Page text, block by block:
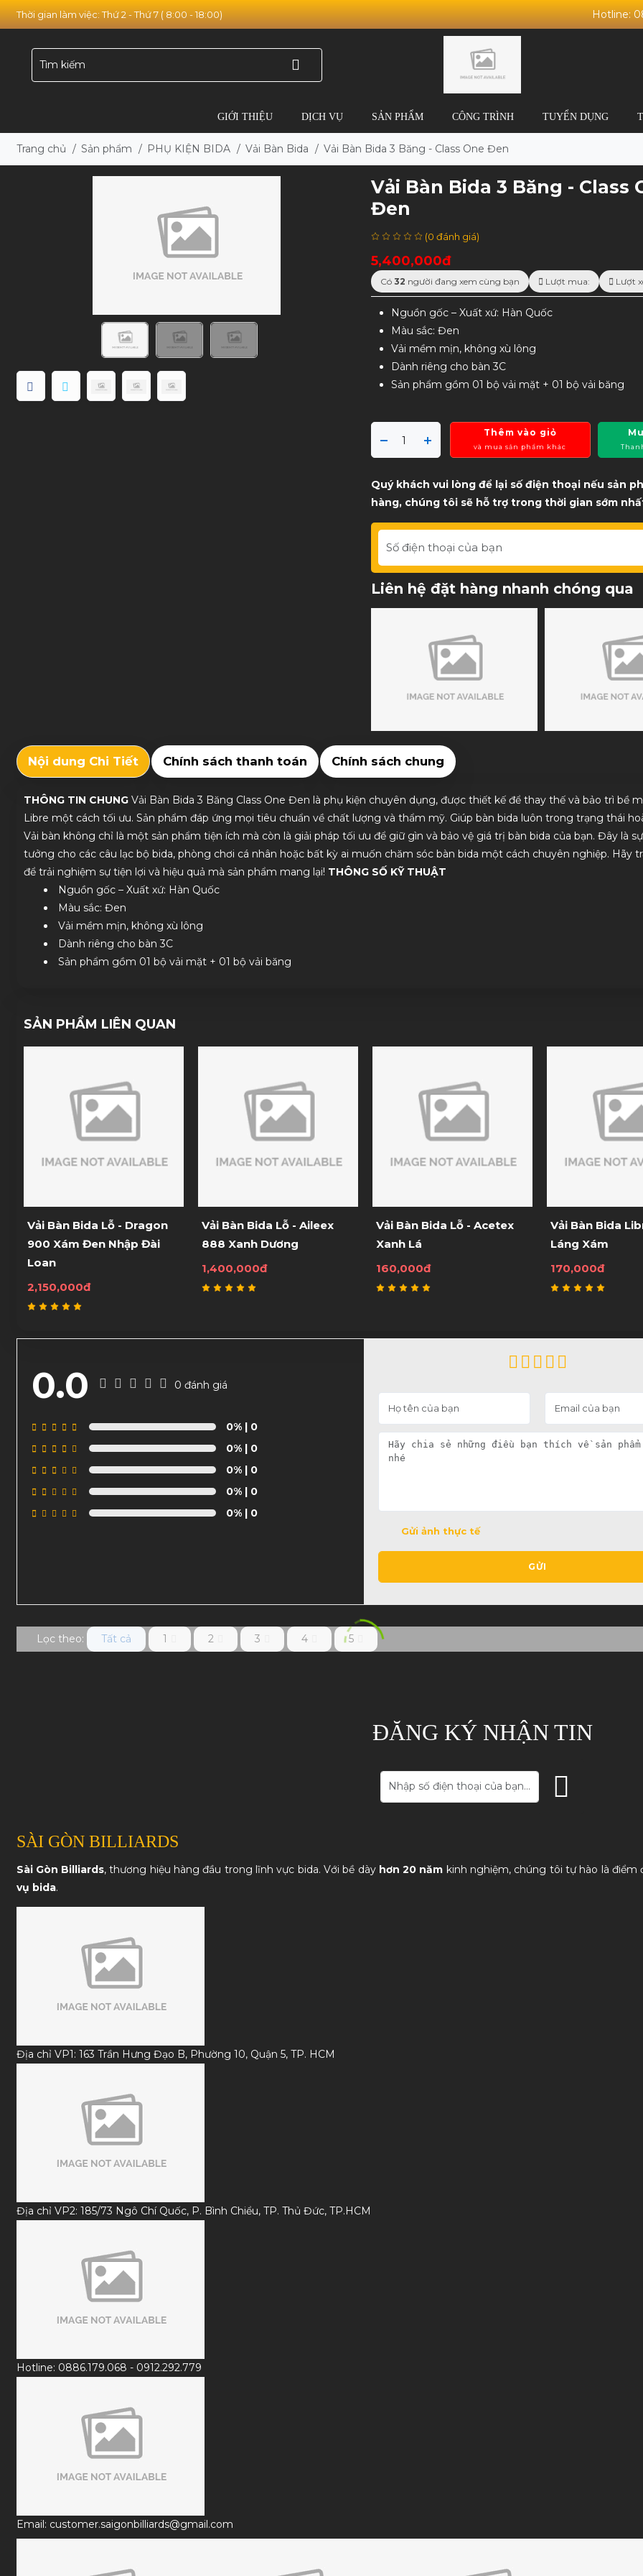
Thời gian làm việc: Thứ 2 - Thứ 7 ( 8:00 - 18:00) Hotline:
GIỚI THIỆU DỊCH VỤ SẢN PHẨM CÔNG TRÌNH TUYỂN DỤNG
Trang chủ / Sản phẩm / PHỤ KIỆN BIDA / Vải Bàn Bida / Vải Bàn Bida 3 Băng - Class One Đen
Vải Bàn Bida 3 Băng - Class
Đen
(0 đánh giá)
5,400,000đ
Có32 người đang xem cùng bạn Lượt mua: Lượt
Nguồn gốc – Xuất xứ: Hàn Quốc
Màu sắc: Đen
Vải mềm mịn, không xù lông
Dành riêng cho bàn 3C
Sản phẩm gồm 01 bộ vải mặt + 01 bộ vải băng
Thêm vào giỏ
và mua sản phẩm khác
Quý khách vui lòng để lại số điện thoại nếu sản
hàng, chúng tôi sẽ hỗ trợ trong thời gian sớm
Liên hệ đặt hàng nhanh chóng qua
Nội dung Chi Tiết Chính sách thanh toán Chính sách chung
THÔNG TIN CHUNGVải Bàn Bida 3 Băng Class One Đen là phụ kiện chuyên dụng, được thiết kế để thay thế và bảo trì bề
Libre một cách tối ưu. Sản phẩm đáp ứng mọi tiêu chuẩn về chất lượng và thẩm mỹ. Giúp bàn bida luôn trong trạng thái
Vải bàn không chỉ là một sản phẩm tiện ích mà còn là giải pháp tối ưu để giữ gìn và bảo vệ giá trị bàn bida của bạn. Đây là
tưởng cho các câu lạc bộ bida, phòng chơi cá nhân hoặc bất kỳ ai muốn chăm sóc bàn bida một cách chuyên nghiệp. Hãy
để trải nghiệm sự tiện lợi và hiệu quả mà sản phẩm mang lại! THÔNG SỐ KỸ THUẬT
Nguồn gốc – Xuất xứ: Hàn Quốc
Màu sắc: Đen
Vải mềm mịn, không xù lông
Dành riêng cho bàn 3C
Sản phẩm gồm 01 bộ vải mặt + 01 bộ vải băng
SẢN PHẨM LIÊN QUAN
Vải Bàn Bida Lỗ - Aileex
888 Xanh Dương
1,400,000đ
Vải Bàn Bida Lỗ - Acetex
Xanh Lá
160,000đ
Vải Bàn Bida Libre - Pho
Láng Xám
170,000đ
Vải Bàn Bida
Nhung Xanh Lá
270,000đ
0.0 0 đánh giá
0%| 0
0%| 0
0%| 0
0%| 0
0%| 0
Gửi ảnh thực tế
GỬI
Lọc theo: Tất cả 1 2 3 4 5
ĐĂNG KÝ NHẬN TIN
SÀI GÒN BILLIARDS
Sài Gòn Billiards, thương hiệu hàng đầu trong lĩnh vực bida. Với bề dày hơn 20 năm kinh nghiệm, chúng tôi tự hào là điểm
vụ bida.
Địa chỉ VP1: 163 Trần Hưng Đạo B, Phường 10, Quận 5, TP. HCM
Địa chỉ VP2: 185/73 Ngô Chí Quốc, P. Bình Chiểu, TP. Thủ Đức, TP.HCM
Hotline: 0886.179.068 - 0912.292.779
Email: customer.saigonbilliards@gmail.com